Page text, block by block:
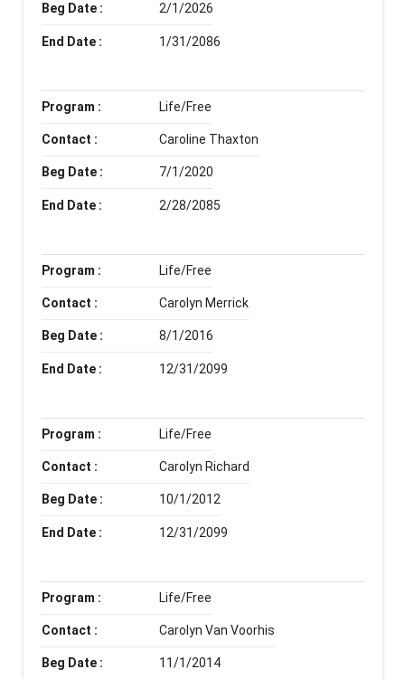
Beg Date : 2/1/2026
End Date : 1/31/2086
Program : Life/Free
Contact : Caroline Thaxton
Beg Date : 7/1/2020
End Date : 2/28/2085
Program : Life/Free
Contact : Carolyn Merrick
Beg Date : 8/1/2016
End Date : 12/31/2099
Program : Life/Free
Contact : Carolyn Richard
Beg Date : 10/1/2012
End Date : 12/31/2099
Program : Life/Free
Contact : Carolyn Van Voorhis
Beg Date : 11/1/2014